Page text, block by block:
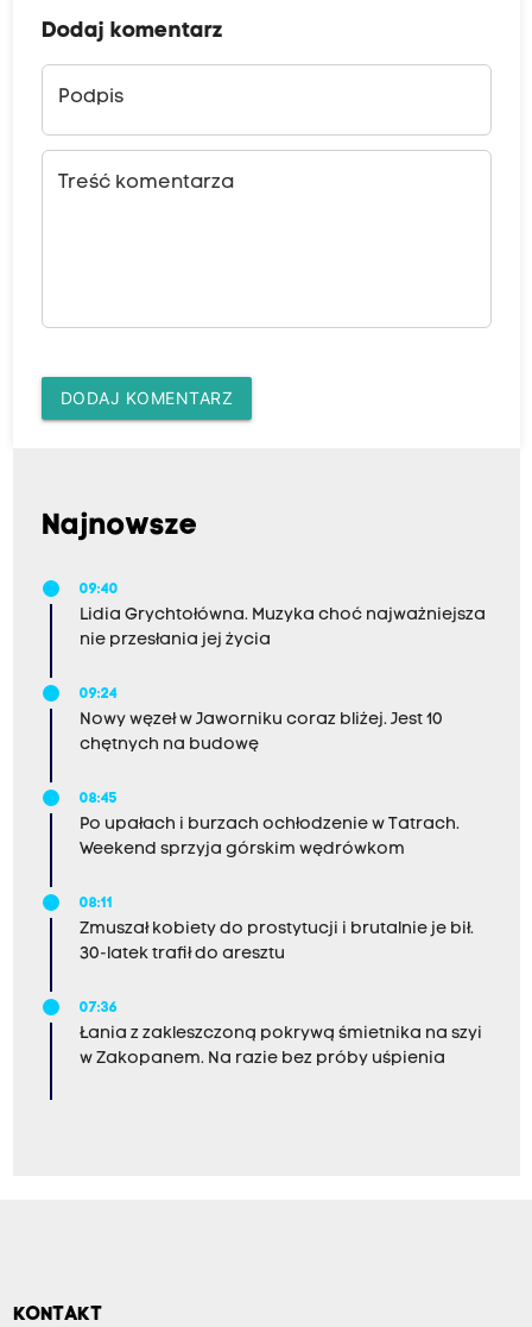
Dodaj komentarz
Podpis
Treść komentarza
DODAJ KOMENTARZ
Najnowsze
09:40
Lidia Grychtołówna. Muzyka choć najważniejsza
nie przesłania jej życia
09:24
Nowy węzeł w Jaworniku coraz bliżej. Jest 10
chętnych na budowę
08:45
Po upałach i burzach ochłodzenie w Tatrach.
Weekend sprzyja górskim wędrówkom
08:11
Zmuszał kobiety do prostytucji i brutalnie je bił.
30-latek trafił do aresztu
07:36
Łania z zakleszczoną pokrywą śmietnika na szyi
w Zakopanem. Na razie bez próby uśpienia
KONTAKT